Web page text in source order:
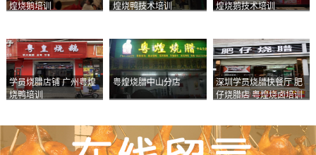
煌烧鹅培训
煌烧鸭技术培训
煌烧鹅技术培训
学员烧腊店铺 广州粤煌
烧鸭培训
粤煌烧腊中山分店
深圳学员烧腊快餐厅 肥
仔烧腊店 粤煌烧卤培训